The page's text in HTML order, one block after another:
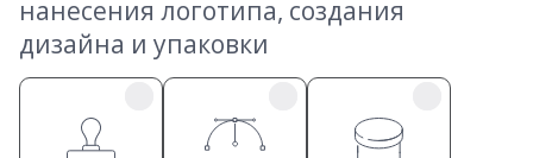
нанесения логотипа, создания
дизайна и упаковки